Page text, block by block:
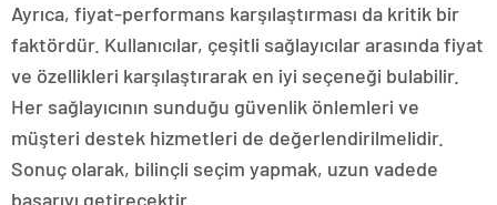
Ayrıca, fiyat-performans karşılaştırması da kritik bir
faktördür. Kullanıcılar, çeşitli sağlayıcılar arasında fiyat
ve özellikleri karşılaştırarak en iyi seçeneği bulabilir.
Her sağlayıcının sunduğu güvenlik önlemleri ve
müşteri destek hizmetleri de değerlendirilmelidir.
Sonuç olarak, bilinçli seçim yapmak, uzun vadede
başarıyı getirecektir.